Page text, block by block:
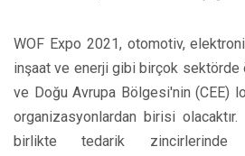
WOF Expo 2021, otomotiv,
inşaat ve enerji gibi birçok sektörde
ve Doğu Avrupa Bölgesi'nin (CEE)
organizasyonlardan birisi olacaktır.
birlikte tedarik zincirlerinde